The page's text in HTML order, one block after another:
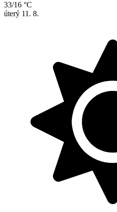
33/16 °C
úterý 11. 8.